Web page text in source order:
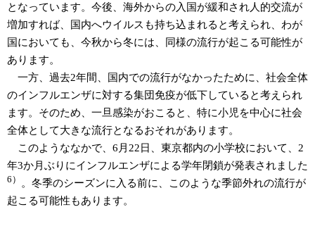
となっています。今後、海外からの入国が緩和され人的交流が
増加すれば、国内へウイルスも持ち込まれると考えられ、わが
国においても、今秋から冬には、同様の流行が起こる可能性が
あります。
一方、過去2年間、国内での流行がなかったために、社会全体
のインフルエンザに対する集団免疫が低下していると考えられ
ます。そのため、一旦感染がおこると、特に小児を中心に社会
全体として大きな流行となるおそれがあります。
このようななかで、6月22日、東京都内の小学校において、2
年3か月ぶりにインフルエンザによる学年閉鎖が発表されました
6）
。冬季のシーズンに入る前に、このような季節外れの流行が
起こる可能性もあります。